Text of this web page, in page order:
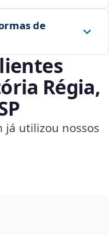
de
Régia,
já utilizou nossos